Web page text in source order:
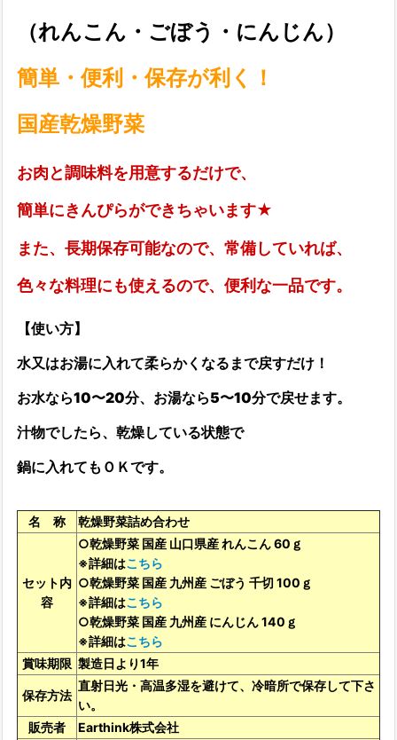
（れんこん・ごぼう・にんじん）
簡単・便利・保存が利く！
国産乾燥野菜
お肉と調味料を用意するだけで、
簡単にきんぴらができちゃいます★
また、長期保存可能なので、常備していれば、
色々な料理にも使えるので、便利な一品です。
【使い方】
水又はお湯に入れて柔らかくなるまで戻すだけ！
お水なら10〜20分、お湯なら5〜10分で戻せます。
汁物でしたら、乾燥している状態で
鍋に入れてもＯＫです。
名 称 乾燥野菜詰め合わせ
セット内
容
○乾燥野菜 国産 山口県産 れんこん 60ｇ
※詳細はこちら
○乾燥野菜 国産 九州産 ごぼう 千切 100ｇ
※詳細はこちら
○乾燥野菜 国産 九州産 にんじん 140ｇ
※詳細はこちら
賞味期限 製造日より1年
保存方法
直射日光・高温多湿を避けて、冷暗所で保存して下さ
い。
販売者
Earthink株式会社